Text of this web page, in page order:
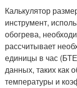
Калькулятор
инструмент,
обогрева,
рассчитывает
единицы в час
данных, таких как
температуры и